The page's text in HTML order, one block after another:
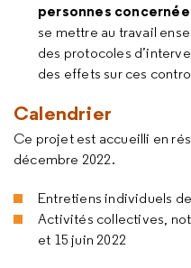
personnes
se mettre au travail
des protocoles
des effets sur ces
Calendrier
Ce projet est accueilli en
décembre 2022.
Entretiens individuels
Activités collectives,
et 15 juin 2022